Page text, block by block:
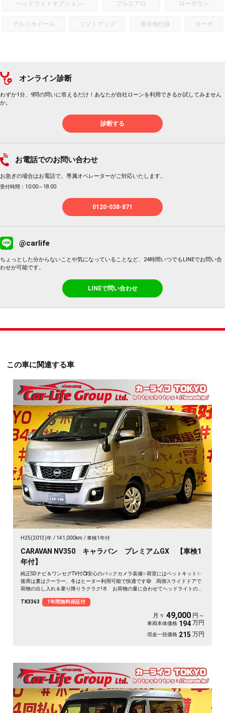
ヘッドライトオプション- フルエアロ ローダウン
アルミホイール リフトアップ 寒冷地仕様 ターボ
オンライン診断
わずか1分、9問の問いに答えるだけ！あなたが自社ローンを利用できるか試してみません
か。
診断する
お電話でのお問い合わせ
お急ぎの場合はお電話で。専属オペレーターがご対応いたします。
受付時間：10:00～18:00
0120-038-871
@carlife
ちょっとした分からないことや気になっていることなど、24時間いつでもLINEでお問い合
わせが可能です。
LINEで問い合わせ
この車に関連する車
H25(2013)年 141,000km 車検1年付
CARAVAN NV350 キャラバン プレミアムGX 【車検1
年付】
純正SDナビ＆ワンセグTV付📺安心のバックカメラ装備✨荷室にはベットキット✨
後席は夏はクーラー、冬はヒーター利用可能で快適です😆 両側スライドドアで
荷物の出し入れ＆乗り降りラクラク!🚪 お荷物の量に合わせてヘッドライトの角
し✨《1年保証付》
TK3363 1年間無料保証付
月々 49,000 円～
車両本体価格 194 万円
現金一括価格 215 万円